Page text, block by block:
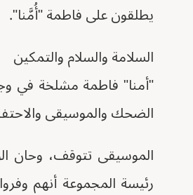
يطلقون على فاطمة "أُمَّنا".
السلامة والسلام والتمكين
"أمنا" فاطمة مشلخة في
الضحك والموسيقى
الموسيقى تتوقف، وحان